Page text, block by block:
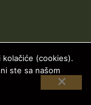
reserved
(cookies).
ste sa našom